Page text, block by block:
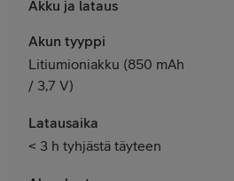
Akku ja lataus
Akun tyyppi
Litiumioniakku (850 mAh
/ 3,7 V)
Latausaika
< 3 h tyhjästä täyteen